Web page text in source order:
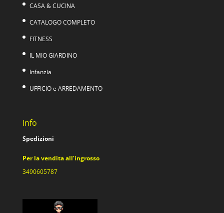
CASA & CUCINA
CATALOGO COMPLETO
FITNESS
IL MIO GIARDINO
Infanzia
UFFICIO e ARREDAMENTO
Info
Spedizioni
Per la vendita all’ingrosso
3490605787